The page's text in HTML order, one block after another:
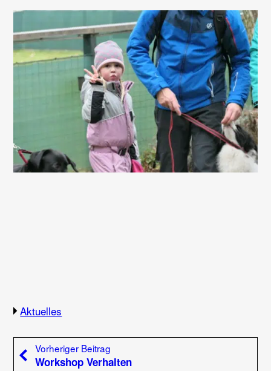
Aktuelles
Beitragsnavigation
Vorheriger Beitrag
Workshop Verhalten